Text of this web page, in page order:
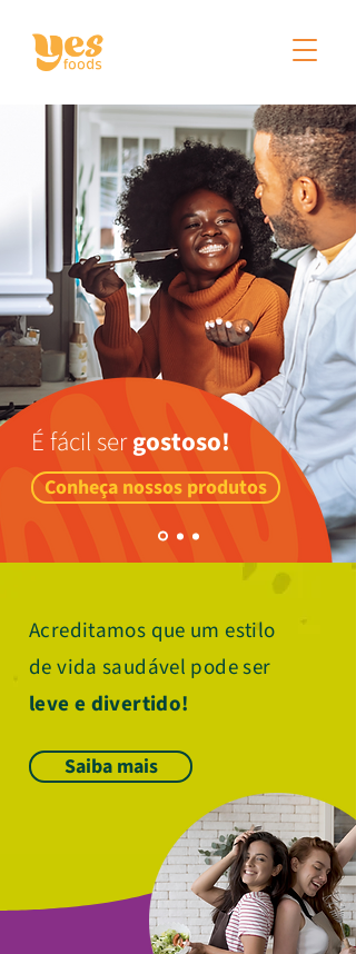
Conheça nossos produtos
É fácil sergostoso!
Acreditamos que um estilo
de vida saudável pode ser
leve e divertido!
Saiba mais